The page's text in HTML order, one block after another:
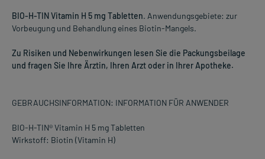
BIO-H-TIN Vitamin H 5 mg Tabletten. Anwendungsgebiete: zur
Vorbeugung und Behandlung eines Biotin-Mangels.
Zu Risiken und Nebenwirkungen lesen Sie die Packungsbeilage
und fragen Sie Ihre Ärztin, Ihren Arzt oder in Ihrer Apotheke.
GEBRAUCHSINFORMATION: INFORMATION FÜR ANWENDER
BIO-H-TIN® Vitamin H 5 mg Tabletten
Wirkstoff: Biotin (Vitamin H)